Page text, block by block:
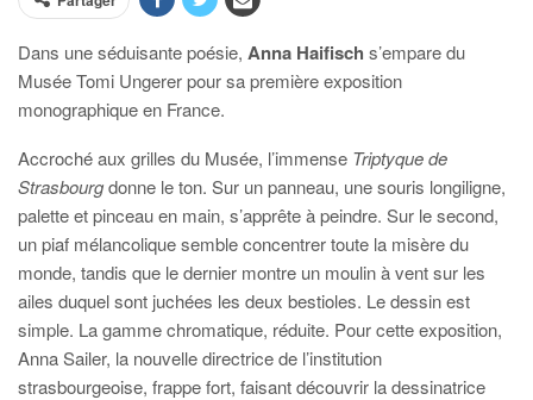
Dans une séduisante poésie, Anna Haifisch s’empare du
Musée Tomi Ungerer pour sa première exposition
monographique en France.
Accroché aux grilles du Musée, l’immense Triptyque de
Strasbourgdonne le ton. Sur un panneau, une souris longiligne,
palette et pinceau en main, s’apprête à peindre. Sur le second,
un piaf mélancolique semble concentrer toute la misère du
monde, tandis que le dernier montre un moulin à vent sur les
ailes duquel sont juchées les deux bestioles. Le dessin est
simple. La gamme chromatique, réduite. Pour cette exposition,
Anna Sailer, la nouvelle directrice de l’institution
strasbourgeoise, frappe fort, faisant découvrir la dessinatrice